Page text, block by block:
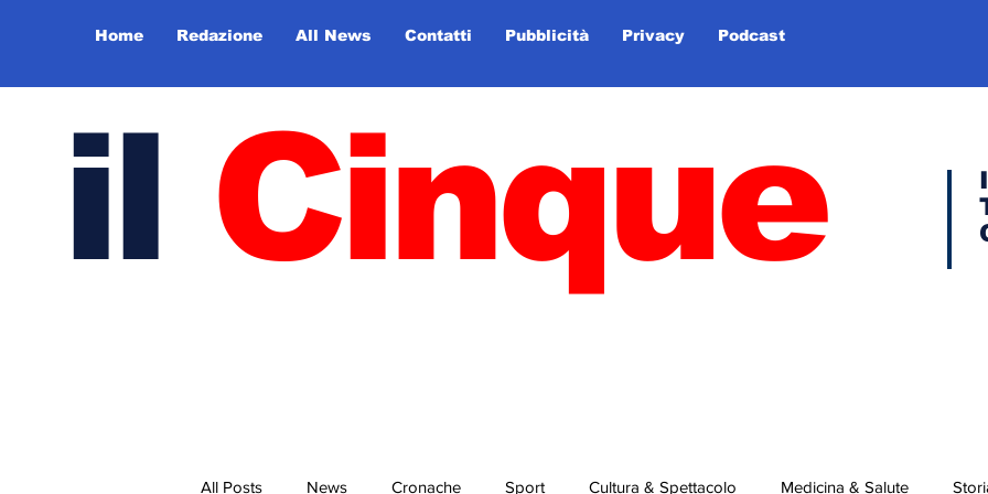
Home Redazione All News Contatti Pubblicità Privacy Podcast
il Cinque
All Posts News Cronache Sport Cultura & Spettacolo Medicina & Salute